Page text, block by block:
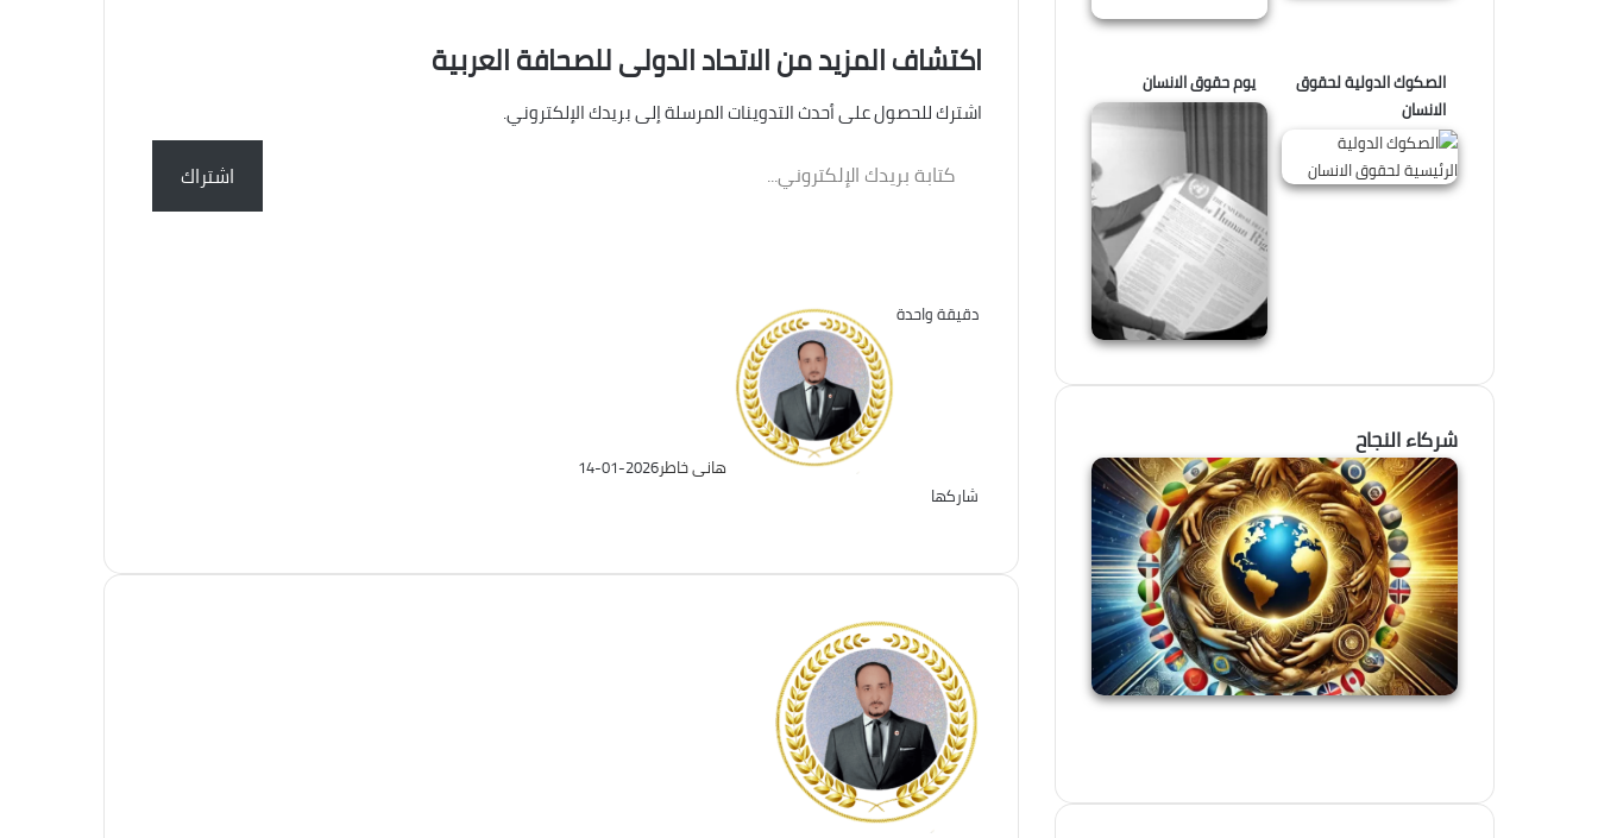
اكتشاف المزيد من الاتحاد الدولى للصحافة العربية
اشترك للحصول على أحدث التدوينات المرسلة إلى بريدك الإلكتروني.
بريدك
اشتراك
هانى خاطر2026-01-14
دقيقة واحدة
شاركها
الصكوك الدولية لحقوق
الانسان
يوم حقوق الانسان
شركاء النجاح